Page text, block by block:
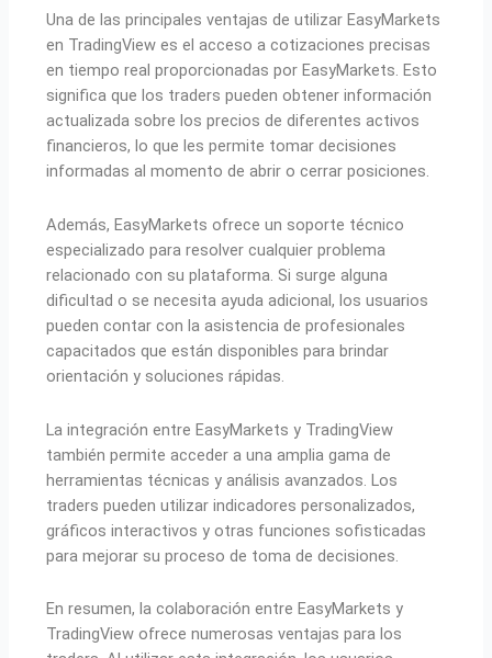
Una de las principales ventajas de utilizar EasyMarkets
en TradingView es el acceso a cotizaciones precisas
en tiempo real proporcionadas por EasyMarkets. Esto
significa que los traders pueden obtener información
actualizada sobre los precios de diferentes activos
financieros, lo que les permite tomar decisiones
informadas al momento de abrir o cerrar posiciones.
Además, EasyMarkets ofrece un soporte técnico
especializado para resolver cualquier problema
relacionado con su plataforma. Si surge alguna
dificultad o se necesita ayuda adicional, los usuarios
pueden contar con la asistencia de profesionales
capacitados que están disponibles para brindar
orientación y soluciones rápidas.
La integración entre EasyMarkets y TradingView
también permite acceder a una amplia gama de
herramientas técnicas y análisis avanzados. Los
traders pueden utilizar indicadores personalizados,
gráficos interactivos y otras funciones sofisticadas
para mejorar su proceso de toma de decisiones.
En resumen, la colaboración entre EasyMarkets y
TradingView ofrece numerosas ventajas para los